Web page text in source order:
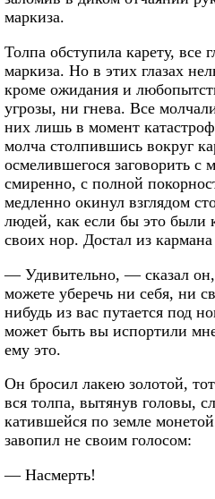
маркиза.
Толпа обступила карету, все
маркиза. Но в этих глазах
кроме ожидания и
угрозы, ни гнева. Все
них лишь в момент
молча столпившись вокруг
осмелившегося заговорить с
смиренно, с полной
медленно окинул взглядом
людей, как если бы это были
своих нор. Достал из
— Удивительно, — сказал
можете уберечь ни себя, ни
нибудь из вас путается под
может быть вы испортили
ему это.
Он бросил лакею золотой,
вся толпа, вытянув головы,
катившейся по земле
завопил не своим голосом:
— Насмерть!